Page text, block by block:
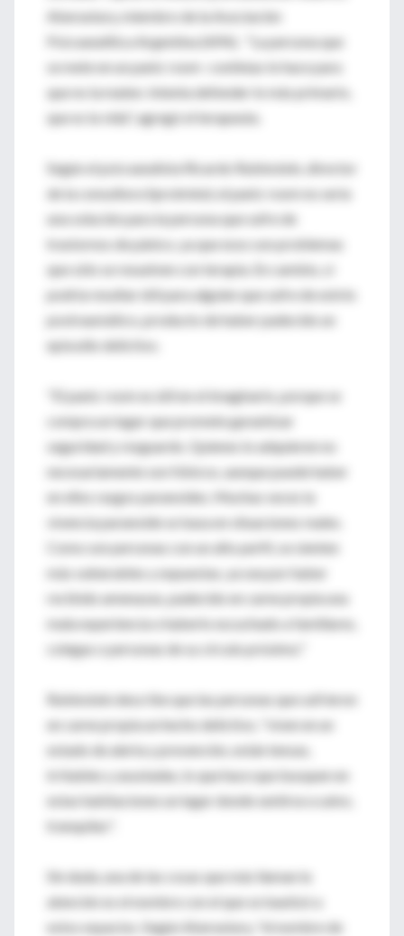
Aberastury, miembro de la Asociación
Psicoanalítica Argentina (APA). "La persona que
se mete en un panic room -continúa-lo hace para
que no la maten. Intenta defender lo más primario,
que es la vida", agregó el terapeuta.
Según el psicoanalista Ricardo Rubinstein, director
de la consultora Sprotmind, el panic room no sería
una solución para la persona que sufre de
trastornos de pánico, ya que esos son problemas
que sólo se resuelven con terapia. En cambio, sí
podría resultar útil para alguien que sufre de estrés
postraumático, producto de haber padecido un
episodio delictivo.
"El panic room es útil en el imaginario, porque se
compra un lugar que promete garantizar
seguridad y resguardo. Quienes lo adquieren no
necesariamente son fóbicos, aunque puede haber
en ellos rasgos paranoides. Muchas veces la
vivencia paranoide se basa en situaciones reales.
Como son personas con un alto perfil, se sienten
más vulnerables y expuestas, ya sea por haber
recibido amenazas, padecido en carne propia una
mala experiencia o haberlo escuchado a familiares,
colegas o personas de su círculo próximo."
Rubinstein describe que las personas que sufrieron
en carne propia un hecho delictivo, "viven en un
estado de alerta y prevención, están tensas,
irritables y asustadas, lo que hace que busquen en
estas habitaciones un lugar donde sentirse a salvo,
tranquilas".
Sin duda, una de las cosas que más llaman la
atención es el nombre con el que se bautizó a
estos espacios. Según Aberastury, "el nombre de